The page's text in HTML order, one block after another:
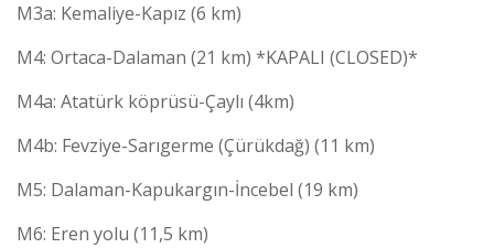
M3a: Kemaliye-Kapız (6 km)
M4: Ortaca-Dalaman (21 km) *KAPALI (CLOSED)*
M4a: Atatürk köprüsü-Çaylı (4km)
M4b: Fevziye-Sarıgerme (Çürükdağ) (11 km)
M5: Dalaman-Kapukargın-İncebel (19 km)
M6: Eren yolu (11,5 km)